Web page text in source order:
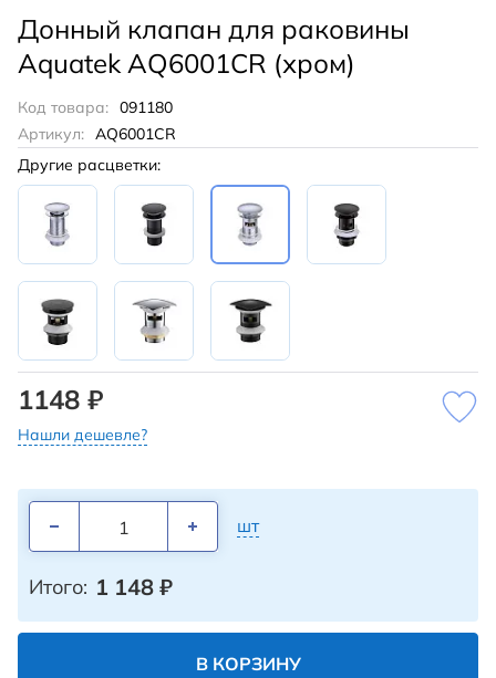
Донный клапан для раковины
Aquatek AQ6001CR (хром)
Код товара: 091180
Артикул: AQ6001CR
Другие расцветки:
1148 ₽
Нашли дешевле?
шт
Итого: 1 148 ₽
В КОРЗИНУ